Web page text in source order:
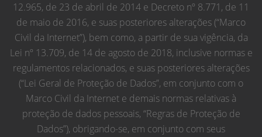
12.965, de 23 de abril de 2014 e Decreto nº 8.771, de 11
de maio de 2016, e suas posteriores alterações (“Marco
Civil da Internet”), bem como, a partir de sua vigência, da
Lei nº 13.709, de 14 de agosto de 2018, inclusive normas e
regulamentos relacionados, e suas posteriores alterações
(“Lei Geral de Proteção de Dados”, em conjunto com o
Marco Civil da Internet e demais normas relativas à
proteção de dados pessoais, “Regras de Proteção de
Dados”), obrigando-se, em conjunto com seus